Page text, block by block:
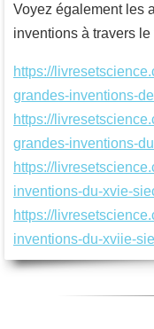
Voyez également les
inventions à travers le
https://
grandes-inventions-
https://
grandes-inventions-
https://
inventions-du-xvie-
https://
inventions-du-xviie-